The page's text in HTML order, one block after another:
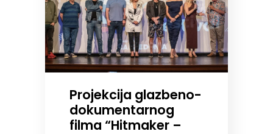
Projekcija glazbeno-
dokumentarnog
filma “Hitmaker –